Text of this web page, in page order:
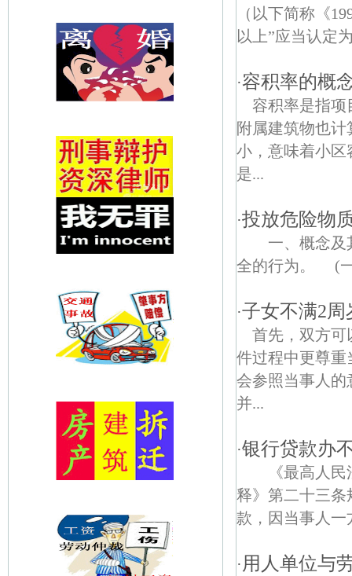
（以下简称《
以上”应当认定
·容积率的概
容积率是指项
附属建筑物也
小，意味着小区
是...
·投放危险物
一、概念及
全的行为。 (
·子女不满2
首先，双方可
件过程中更尊重
会参照当事人的
并...
·银行贷款办
《最高人民
释》第二十三条
款，因当事人一
· 用人单位与